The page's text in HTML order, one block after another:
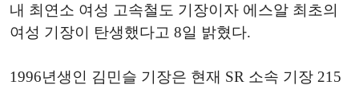
내 최연소 여성 고속철도 기장이자 에스알 최초의
여성 기장이 탄생했다고 8일 밝혔다.
1996년생인 김민슬 기장은 현재 SR 소속 기장 215